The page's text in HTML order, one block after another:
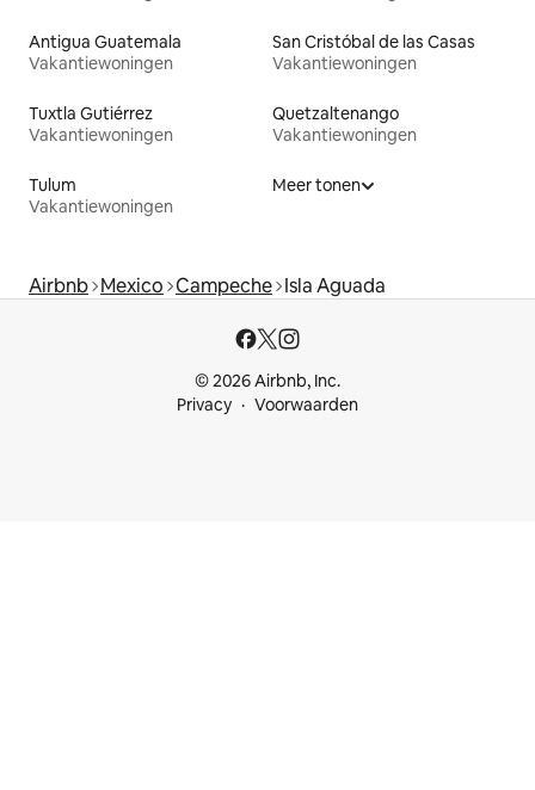
Antigua Guatemala
Vakantiewoningen
San Cristóbal de las Casas
Vakantiewoningen
Tuxtla Gutiérrez
Vakantiewoningen
Quetzaltenango
Vakantiewoningen
Tulum
Vakantiewoningen
Meer tonen
Airbnb Mexico Campeche Isla Aguada
© 2026 Airbnb, Inc.
Privacy
Voorwaarden